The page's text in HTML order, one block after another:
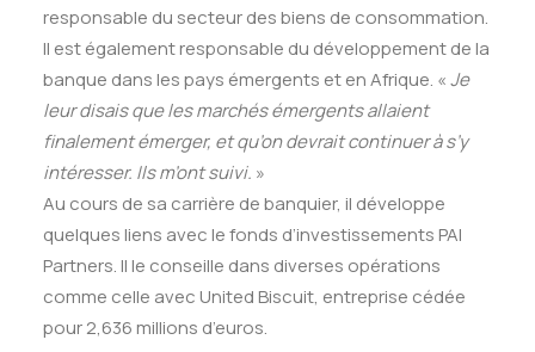
responsable du secteur des biens de consommation.
Il est également responsable du développement de la
banque dans les pays émergents et en Afrique. «Je
leur disais que les marchés émergents allaient
finalement émerger, et qu’on devrait continuer à s’y
intéresser. Ils m’ont suivi. »
Au cours de sa carrière de banquier, il développe
quelques liens avec le fonds d’investissements PAI
Partners. Il le conseille dans diverses opérations
comme celle avec United Biscuit, entreprise cédée
pour 2,636 millions d’euros.